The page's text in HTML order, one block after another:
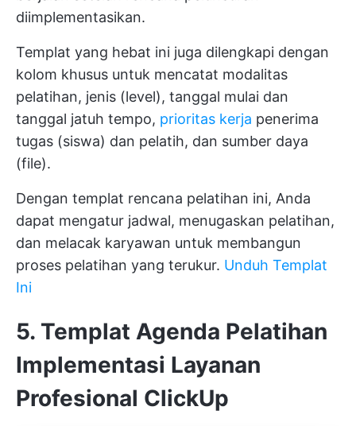
diimplementasikan.
Templat yang hebat ini juga dilengkapi dengan
kolom khusus untuk mencatat modalitas
pelatihan, jenis (level), tanggal mulai dan
tanggal jatuh tempo, prioritas kerja penerima
tugas (siswa) dan pelatih, dan sumber daya
(file).
Dengan templat rencana pelatihan ini, Anda
dapat mengatur jadwal, menugaskan pelatihan,
dan melacak karyawan untuk membangun
proses pelatihan yang terukur. Unduh Templat
Ini
5. Templat Agenda Pelatihan
Implementasi Layanan
Profesional ClickUp